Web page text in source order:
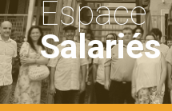
Espace
Salariés